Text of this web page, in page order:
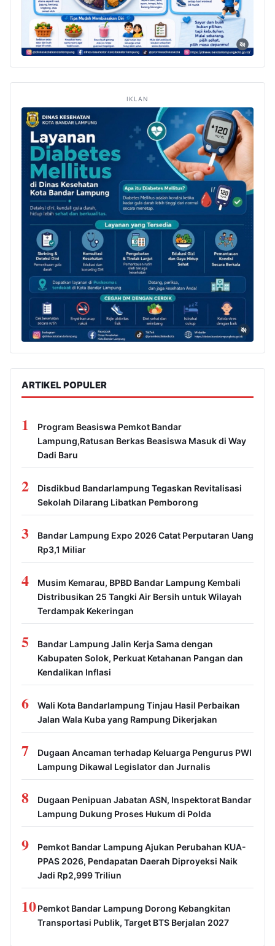
IKLAN
ARTIKEL POPULER
1
Program Beasiswa Pemkot Bandar
Lampung,Ratusan Berkas Beasiswa Masuk di Way
Dadi Baru
2
Disdikbud Bandarlampung Tegaskan Revitalisasi
Sekolah Dilarang Libatkan Pemborong
3
Bandar Lampung Expo 2026 Catat Perputaran Uang
Rp3,1 Miliar
4
Musim Kemarau, BPBD Bandar Lampung Kembali
Distribusikan 25 Tangki Air Bersih untuk Wilayah
Terdampak Kekeringan
5
Bandar Lampung Jalin Kerja Sama dengan
Kabupaten Solok, Perkuat Ketahanan Pangan dan
Kendalikan Inflasi
6
Wali Kota Bandarlampung Tinjau Hasil Perbaikan
Jalan Wala Kuba yang Rampung Dikerjakan
7
Dugaan Ancaman terhadap Keluarga Pengurus PWI
Lampung Dikawal Legislator dan Jurnalis
8
Dugaan Penipuan Jabatan ASN, Inspektorat Bandar
Lampung Dukung Proses Hukum di Polda
9
Pemkot Bandar Lampung Ajukan Perubahan KUA-
PPAS 2026, Pendapatan Daerah Diproyeksi Naik
Jadi Rp2,999 Triliun
10Pemkot Bandar Lampung Dorong Kebangkitan
Transportasi Publik, Target BTS Berjalan 2027